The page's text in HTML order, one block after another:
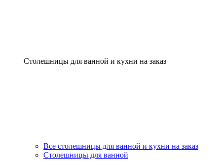
Столешницы для ванной и кухни на заказ
Все столешницы для ванной и кухни на заказ
Столешницы для ванной